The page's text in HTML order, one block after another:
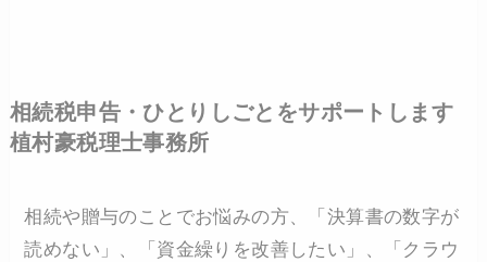
相続税申告・ひとりしごとをサポートします
植村豪税理士事務所
相続や贈与のことでお悩みの方、「決算書の数字が
読めない」、「資金繰りを改善したい」、「クラウ